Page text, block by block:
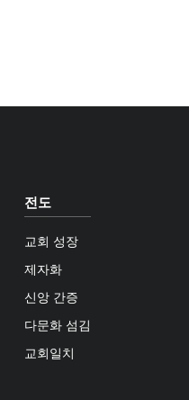
전도
교회 성장
제자화
신앙 간증
다문화 섬김
교회일치